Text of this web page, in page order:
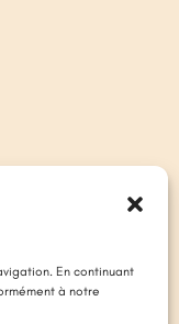
En continuant
à notre